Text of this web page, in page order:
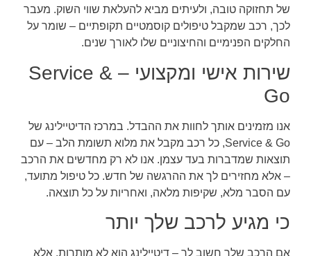
של תחזוקה טובה, ולעיתים מביא להעלאת שווי השוק. מעבר
לכך, רכב שמקבל טיפולים קוסמטיים תקופתיים – שומר על
החלקים הפנימיים והחיצוניים שלו לאורך שנים.
שירות אישי ומקצועי – Service &
Go
אנו מזמינים אותך לחוות את ההבדל. במרכז הדיטיילינג של
Service & Go, כל רכב מקבל את מלוא תשומת הלב – עם
תוצאות שמדברות בעד עצמן. אנו לא רק מחדשים את הרכב
– אלא מחזירים לך את ההרגשה של חדש. כל טיפול מתועד,
עם הסבר מלא, שקיפות מלאה, ואחריות על כל תוצאה.
כי מגיע לרכב שלך יותר
אם הרכב שלך חשוב לך – דיטיילינג הוא לא מותרות, אלא